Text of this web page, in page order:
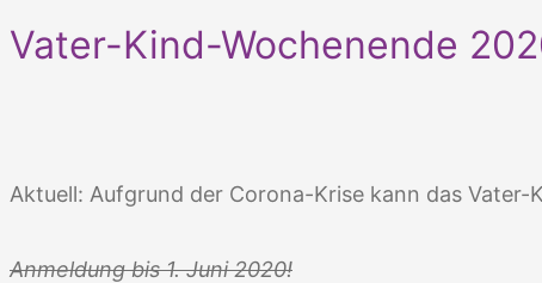
Vater-Kind-Wochenende
Aktuell: Aufgrund der Corona-Krise kann das
Anmeldung bis 1. Juni 2020!